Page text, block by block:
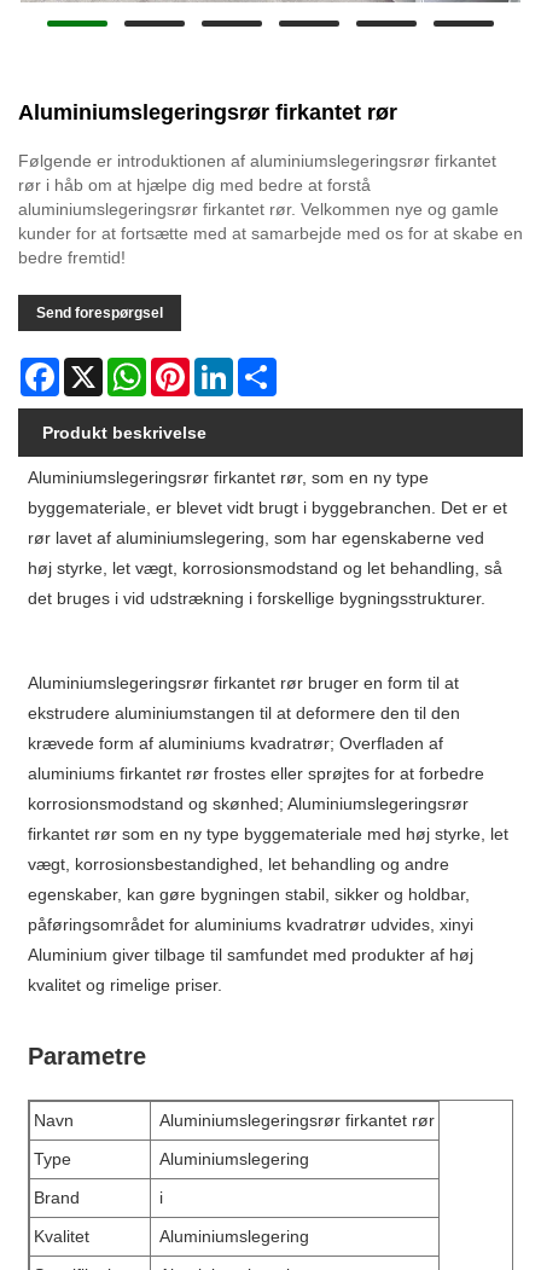
Aluminiumslegeringsrør firkantet rør
Følgende er introduktionen af ​​aluminiumslegeringsrør firkantet
rør i håb om at hjælpe dig med bedre at forstå
aluminiumslegeringsrør firkantet rør. Velkommen nye og gamle
kunder for at fortsætte med at samarbejde med os for at skabe en
bedre fremtid!
Send forespørgsel
Facebook
X WhatsAppPinterestLinkedIn
Produkt beskrivelse
Aluminiumslegeringsrør firkantet rør, som en ny type
byggemateriale, er blevet vidt brugt i byggebranchen. Det er et
rør lavet af aluminiumslegering, som har egenskaberne ved
høj styrke, let vægt, korrosionsmodstand og let behandling, så
det bruges i vid udstrækning i forskellige bygningsstrukturer.
Aluminiumslegeringsrør firkantet rør bruger en form til at
ekstrudere aluminiumstangen til at deformere den til den
krævede form af aluminiums kvadratrør; Overfladen af ​​
aluminiums firkantet rør frostes eller sprøjtes for at forbedre
korrosionsmodstand og skønhed; Aluminiumslegeringsrør
firkantet rør som en ny type byggemateriale med høj styrke, let
vægt, korrosionsbestandighed, let behandling og andre
egenskaber, kan gøre bygningen stabil, sikker og holdbar,
påføringsområdet for aluminiums kvadratrør udvides, xinyi
Aluminium giver tilbage til samfundet med produkter af høj
kvalitet og rimelige priser.
Parametre
Navn
Aluminiumslegeringsrør firkantet rør
Type
Aluminiumslegering
Brand
i
Kvalitet
Aluminiumslegering